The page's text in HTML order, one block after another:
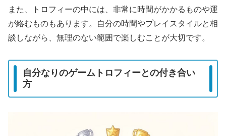
また、トロフィーの中には、非常に時間がかかるものや運
が絡むものもあります。自分の時間やプレイスタイルと相
談しながら、無理のない範囲で楽しむことが大切です。
自分なりのゲームトロフィーとの付き合い
方